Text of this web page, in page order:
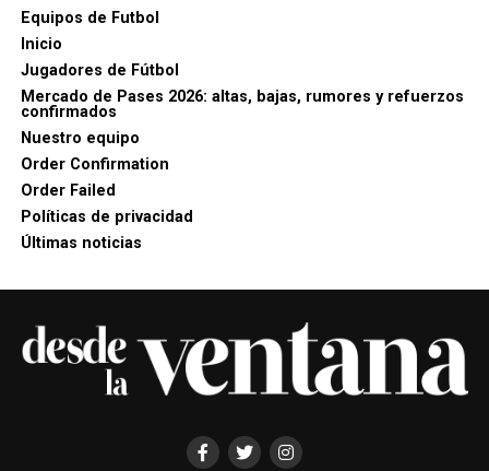
Equipos de Futbol
Inicio
Jugadores de Fútbol
Mercado de Pases 2026: altas, bajas, rumores y refuerzos
confirmados
Nuestro equipo
Order Confirmation
Order Failed
Políticas de privacidad
Últimas noticias